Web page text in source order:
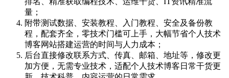
量；
附带测试数据、安装教程、入门教程、安全及备份教
程，配套齐全，零技术门槛可上手，大幅节省个人技术
博客网站搭建运营的时间与人力成本；
后台直接修改联系方式、传真、邮箱、地址等，修改更
加方便，无需专业技术，适配个人技术博客日常干货更